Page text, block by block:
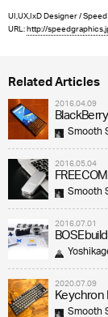
UI,UX,IxD Designer /
URL:http://
Related Articles
2016.04.09
Smooth
2016.05.04
Smooth
2016.07.01
2020.07.09
Keychron
Smooth